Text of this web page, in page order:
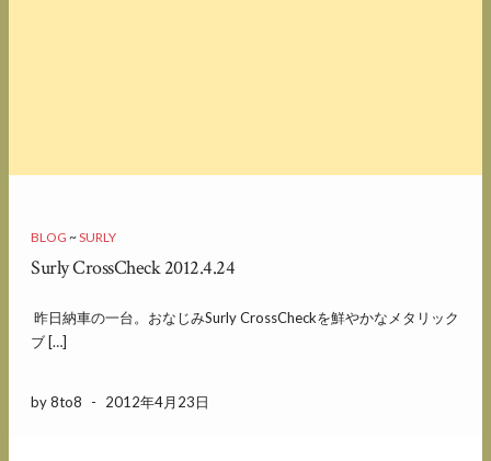
BLOG ~SURLY
Surly CrossCheck 2012.4.24
昨日納車の一台。おなじみSurly CrossCheckを鮮やかなメタリック
ブ […]
by 8to8 - 2012年4月23日